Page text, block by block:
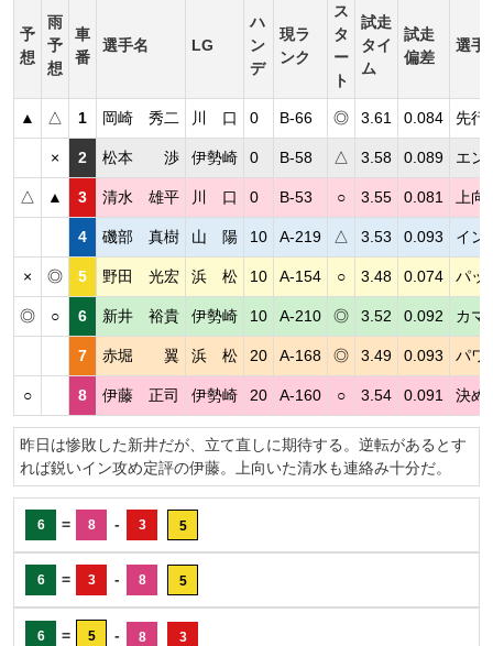
予
想
雨
予
想
車
番
選手名 LG
ハ
ン
デ
現ラ
ンク
ス
タ
ー
ト
試走
タイ
ム
試走
偏差
選手
▲ △ 1 岡崎 秀二 川 口 0 B-66 ◎ 3.61 0.084 先行
× 2 松本 渉 伊勢崎 0 B-58 △ 3.58 0.089 エン
△ ▲ 3 清水 雄平 川 口 0 B-53 ○ 3.55 0.081 上
4 磯部 真樹 山 陽 10 A-219 △ 3.53 0.093 イン
× ◎ 5 野田 光宏 浜 松 10 A-154 ○ 3.48 0.074 パッ
◎ ○ 6 新井 裕貴 伊勢崎 10 A-210 ◎ 3.52 0.092 カマ
7 赤堀 翼 浜 松 20 A-168 ◎ 3.49 0.093 パワ
○ 8 伊藤 正司 伊勢崎 20 A-160 ○ 3.54 0.091 決め
昨日は惨敗した新井だが、立て直しに期待する。逆転があるとす
れば鋭いイン攻め定評の伊藤。上向いた清水も連絡み十分だ。
6 = 8 - 3 5
6 = 3 - 8 5
6 = 5 - 8 3